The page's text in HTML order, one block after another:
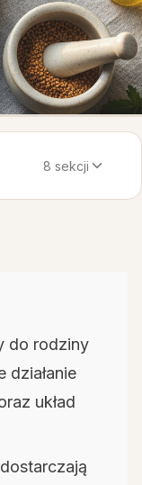
8 sekcji
do rodziny
działanie
układ